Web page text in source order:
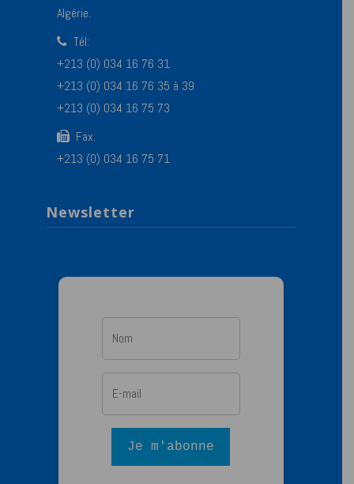
Algérie.
Tél:
+213 (0) 034 16 76 31
+213 (0) 034 16 76 35 à 39
+213 (0) 034 16 75 73
Fax:
+213 (0) 034 16 75 71
Newsletter
Je m'abonne